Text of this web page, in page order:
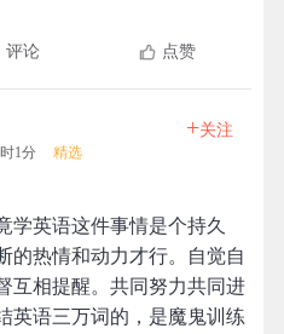
评论 点赞
1分 精选
+关注
学英语这件事情是个持久
的热情和动力才行。自觉自
互相提醒。共同努力共同进
英语三万词的，是魔鬼训练